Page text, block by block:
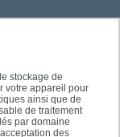
stockage de
votre appareil pour
ainsi que de
de traitement
par domaine
des